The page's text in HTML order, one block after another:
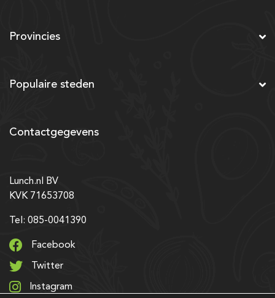
Provincies
Populaire steden
Contactgegevens
Lunch.nl BV
KVK 71653708
Tel: 085-0041390
Facebook
Twitter
Instagram